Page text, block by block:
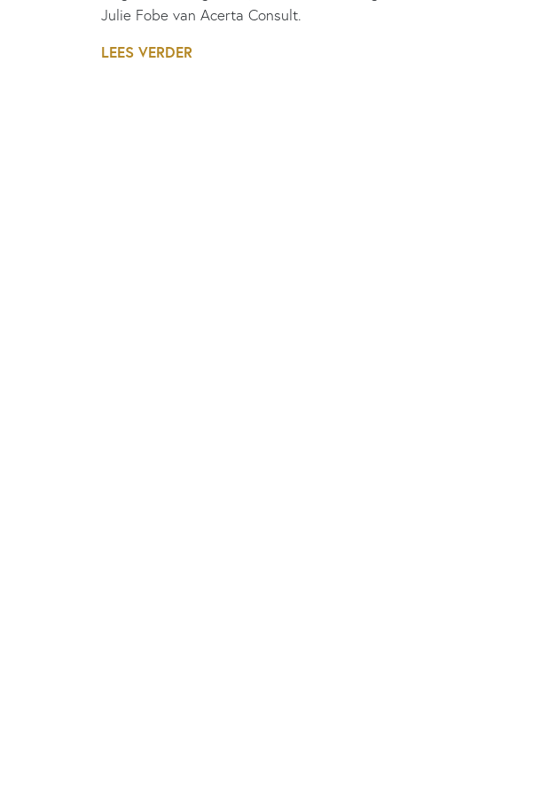
Julie Fobe van Acerta Consult.
LEES VERDER